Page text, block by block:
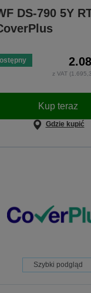
DS-790 5Y
z VAT
Kup teraz
Gdzie kupić
Szybki podgląd